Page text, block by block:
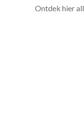
Ontdek hier